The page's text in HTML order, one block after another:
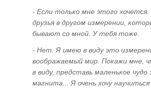
Онкология
Программы "А" и "Стелла"
ГЛАВА ОДИННАДЦАТАЯ
- Если только мне этого
друзья в другом измерении,
бывают со мной. У тебя тоже.
- Нет. Я имею в виду это
воображаемый мир. Покажи мне,
в виду, представь маленькое чудо
магнита... Я очень хочу